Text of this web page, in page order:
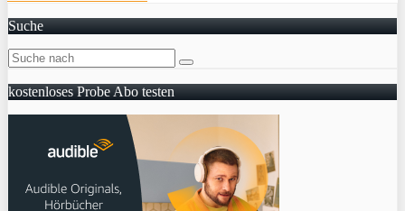
Suche
kostenloses Probe Abo testen